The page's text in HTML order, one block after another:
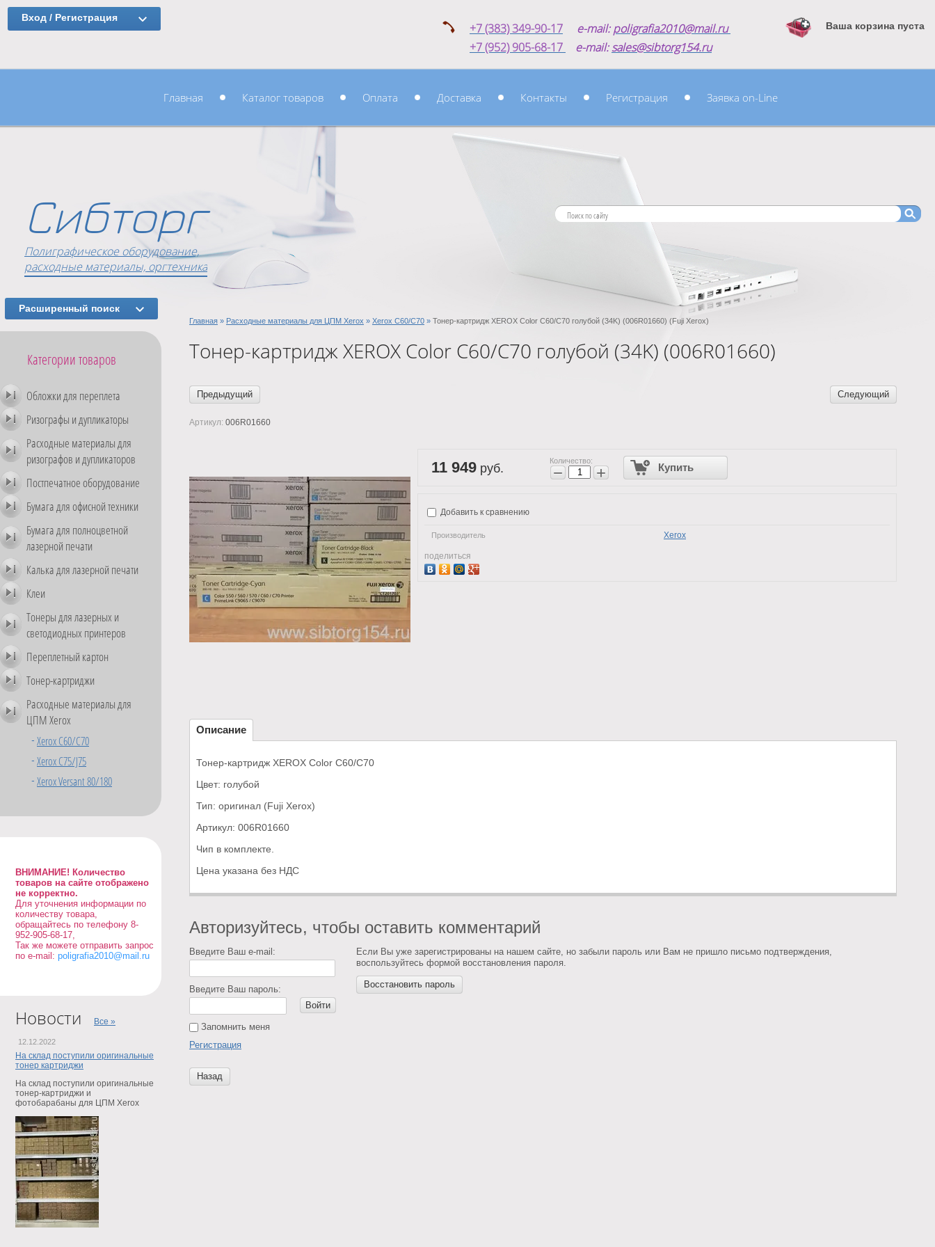
Главная Каталог товаров Оплата Доставка Контакты Регистрация Заявка on-Line
Сибторг
Полиграфическое оборудование,
расходные материалы, оргтехника
+7 (383) 349-90-17 e-mail:poligrafia2010@mail.ru
+7 (952) 905-68-17
e-mail:sales@sibtorg154.ru
Вход / Регистрация
Ваша корзина пуста
Главная » Расходные материалы для ЦПМ Xerox » Xerox C60/C70 » Тонер-картридж XEROX Color С60/C70 голубой (34K) (006R01660) (Fuji Xerox)
Тонер-картридж XEROX Color С60/C70 голубой (34K) (006R01660)
Предыдущий Следующий
Артикул: 006R01660
11 949 руб.
Количество:
− + Купить
Добавить к сравнению
Производитель Xerox
поделиться
Описание
Тонер-картридж XEROX Color С60/C70
Цвет: голубой
Тип: оригинал (Fuji Xerox)
Артикул: 006R01660
Чип в комплекте.
Цена указана без НДС
Авторизуйтесь, чтобы оставить комментарий
Введите Ваш e-mail:
Введите Ваш пароль:
Войти
Запомнить меня
Регистрация
Если Вы уже зарегистрированы на нашем сайте, но забыли пароль или Вам не пришло письмо подтверждения,
воспользуйтесь формой восстановления пароля.
Восстановить пароль
Назад
Расширенный поиск
Категории товаров
Обложки для переплета
Ризографы и дупликаторы
Расходные материалы для
ризографов и дупликаторов
Постпечатное оборудование
Бумага для офисной техники
Бумага для полноцветной
лазерной печати
Калька для лазерной печати
Клеи
Тонеры для лазерных и
светодиодных принтеров
Переплетный картон
Тонер-картриджи
Расходные материалы для
ЦПМ Xerox
Xerox C60/C70
Xerox C75/J75
Xerox Versant 80/180
ВНИМАНИЕ! Количество
товаров на сайте отображено
не корректно.
Для уточнения информации по
количеству товара,
обращайтесь по телефону 8-
952-905-68-17,
Так же можете отправить запрос
по e-mail: poligrafia2010@mail.ru
Новости Все »
12.12.2022
На склад поступили оригинальные
тонер картриджи
На склад поступили оригинальные
тонер-картриджи и
фотобарабаны для ЦПМ Xerox